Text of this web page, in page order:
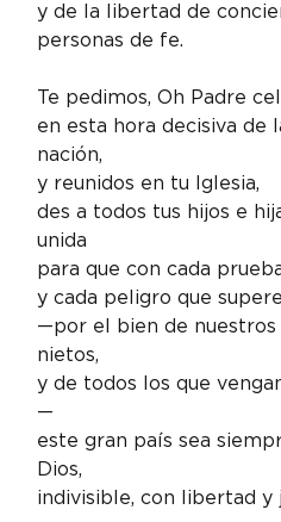
y de la libertad de
personas de fe.
Te pedimos, Oh Padre
en esta hora decisiva de
nación,
y reunidos en tu Iglesia,
des a todos tus hijos e
unida
para que con cada
y cada peligro que
—por el bien de nuestros
nietos,
y de todos los que
—
este gran país sea
Dios,
indivisible, con libertad y